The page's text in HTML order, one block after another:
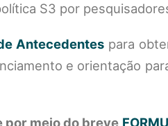
S3 por
Antecedentespara
e orientação
meio do breve